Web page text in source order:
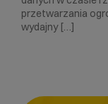
przetwarzania
wydajny […]